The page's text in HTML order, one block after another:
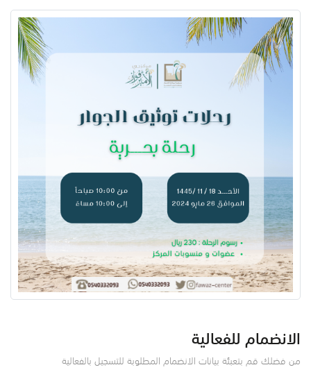
الانضمام للفعالية
من فضلك قم بتعبئة بيانات الانضمام المطلوبة للتسجيل بالفعالية